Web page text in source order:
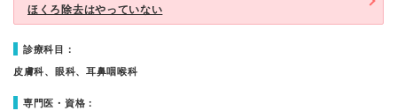
ほくろ除去はやっていない
診療科目：
皮膚科、眼科、耳鼻咽喉科
専門医・資格：